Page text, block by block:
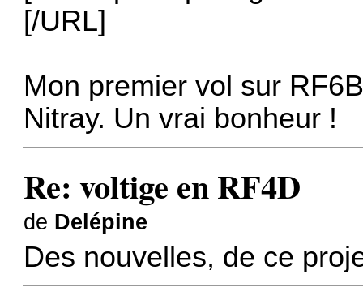
[/URL]
Mon premier vol sur
Nitray. Un vrai bonheur !
Re: voltige en RF4D
de Delépine
Des nouvelles, de ce